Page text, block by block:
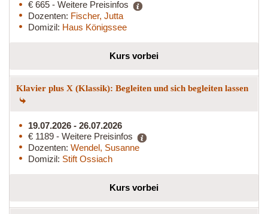
€ 665 - Weitere Preisinfos
Dozenten: Fischer, Jutta
Domizil: Haus Königssee
Kurs vorbei
Klavier plus X (Klassik): Begleiten und sich begleiten lassen
19.07.2026 - 26.07.2026
€ 1189 - Weitere Preisinfos
Dozenten: Wendel, Susanne
Domizil: Stift Ossiach
Kurs vorbei